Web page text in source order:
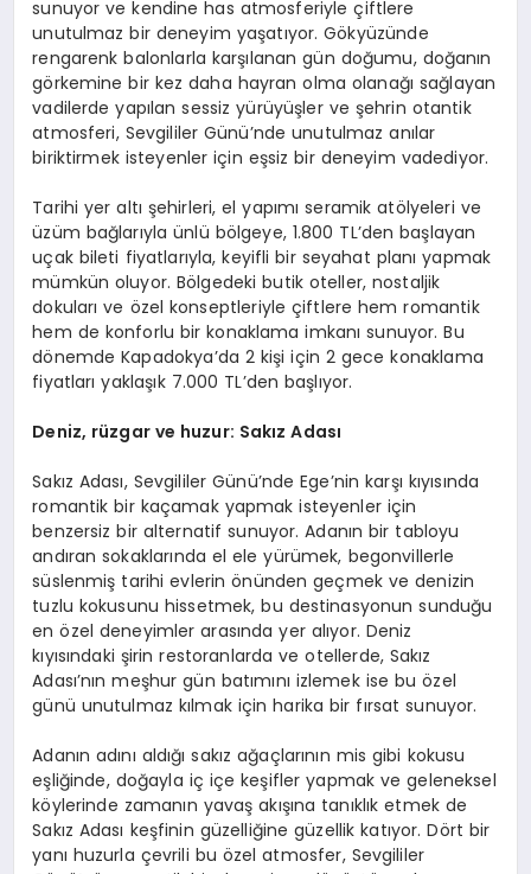
sunuyor ve kendine has atmosferiyle çiftlere
unutulmaz bir deneyim yaşatıyor. Gökyüzünde
rengarenk balonlarla karşılanan gün doğumu, doğanın
görkemine bir kez daha hayran olma olanağı sağlayan
vadilerde yapılan sessiz yürüyüşler ve şehrin otantik
atmosferi, Sevgililer Günü’nde unutulmaz anılar
biriktirmek isteyenler için eşsiz bir deneyim vadediyor.
Tarihi yer altı şehirleri, el yapımı seramik atölyeleri ve
üzüm bağlarıyla ünlü bölgeye, 1.800 TL’den başlayan
uçak bileti fiyatlarıyla, keyifli bir seyahat planı yapmak
mümkün oluyor. Bölgedeki butik oteller, nostaljik
dokuları ve özel konseptleriyle çiftlere hem romantik
hem de konforlu bir konaklama imkanı sunuyor. Bu
dönemde Kapadokya’da 2 kişi için 2 gece konaklama
fiyatları yaklaşık 7.000 TL’den başlıyor.
Deniz, rüzgar ve huzur: Sakız Adası
Sakız Adası, Sevgililer Günü’nde Ege’nin karşı kıyısında
romantik bir kaçamak yapmak isteyenler için
benzersiz bir alternatif sunuyor. Adanın bir tabloyu
andıran sokaklarında el ele yürümek, begonvillerle
süslenmiş tarihi evlerin önünden geçmek ve denizin
tuzlu kokusunu hissetmek, bu destinasyonun sunduğu
en özel deneyimler arasında yer alıyor. Deniz
kıyısındaki şirin restoranlarda ve otellerde, Sakız
Adası’nın meşhur gün batımını izlemek ise bu özel
günü unutulmaz kılmak için harika bir fırsat sunuyor.
Adanın adını aldığı sakız ağaçlarının mis gibi kokusu
eşliğinde, doğayla iç içe keşifler yapmak ve geleneksel
köylerinde zamanın yavaş akışına tanıklık etmek de
Sakız Adası keşfinin güzelliğine güzellik katıyor. Dört bir
yanı huzurla çevrili bu özel atmosfer, Sevgililer